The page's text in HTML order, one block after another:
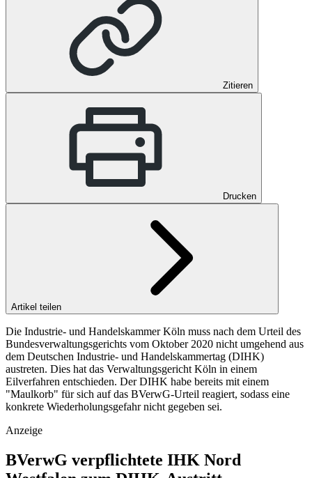
Zitieren
Drucken
Artikel teilen
Die Industrie- und Handelskammer Köln muss nach dem Urteil des
Bundesverwaltungsgerichts vom Oktober 2020 nicht umgehend aus
dem Deutschen Industrie- und Handelskammertag (DIHK)
austreten. Dies hat das Verwaltungsgericht Köln in einem
Eilverfahren entschieden. Der DIHK habe bereits mit einem
"Maulkorb" für sich auf das BVerwG-Urteil reagiert, sodass eine
konkrete Wiederholungsgefahr nicht gegeben sei.
Anzeige
BVerwG verpflichtete IHK Nord